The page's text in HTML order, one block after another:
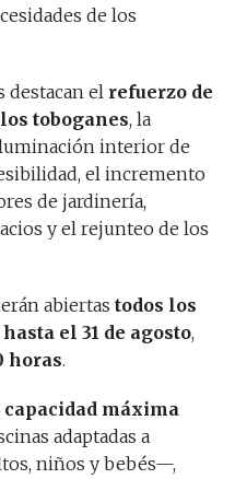
de los
destacan el refuerzo de
toboganes, la
interior de
el incremento
de jardinería,
y el rejunteo de los
abiertas todos los
el 31 de agosto,
horas.
capacidad máxima
adaptadas a
niños y bebés—,